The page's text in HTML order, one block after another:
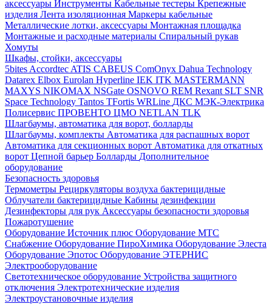
аксессуары Инструменты Кабельные тестеры Крепежные
изделия Лента изоляционная Маркеры кабельные
Металлические лотки, аксессуары Монтажная площадка
Монтажные и расходные материалы Спиральный рукав
Хомуты
Шкафы, стойки, аксессуары
5bites Accordtec ATIS CABEUS ComOnyx Dahua Technology
Datarex Elbox Eurolan Hyperline IEK ITK MASTERMANN
MAXYS NIKOMAX NSGate OSNOVO REM Rexant SLT SNR
Space Technology Tantos TFortis WRLine ДКС МЭК-Электрика
Полисервис ПРОВЕНТО ЦМО NETLAN TLK
Шлагбаумы, автоматика для ворот, болларды
Шлагбаумы, комплекты Автоматика для распашных ворот
Автоматика для секционных ворот Автоматика для откатных
ворот Цепной барьер Болларды Дополнительное
оборудование
Безопасность здоровья
Термометры Рециркуляторы воздуха бактерицидные
Облучатели бактерицидные Кабины дезинфекции
Дезинфекторы для рук Аксессуары безопасности здоровья
Пожаротушение
Оборудование Источник плюс Оборудование МТС
Снабжение Оборудование ПироХимика Оборудование Элеста
Оборудование Эпотос Оборудование ЭТЕРНИС
Электрооборудование
Светотехническое оборудование Устройства защитного
отключения Электротехнические изделия
Электроустановочные изделия